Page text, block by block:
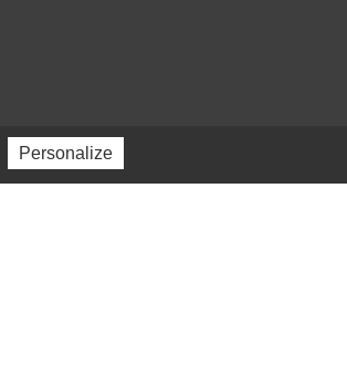
Personalize